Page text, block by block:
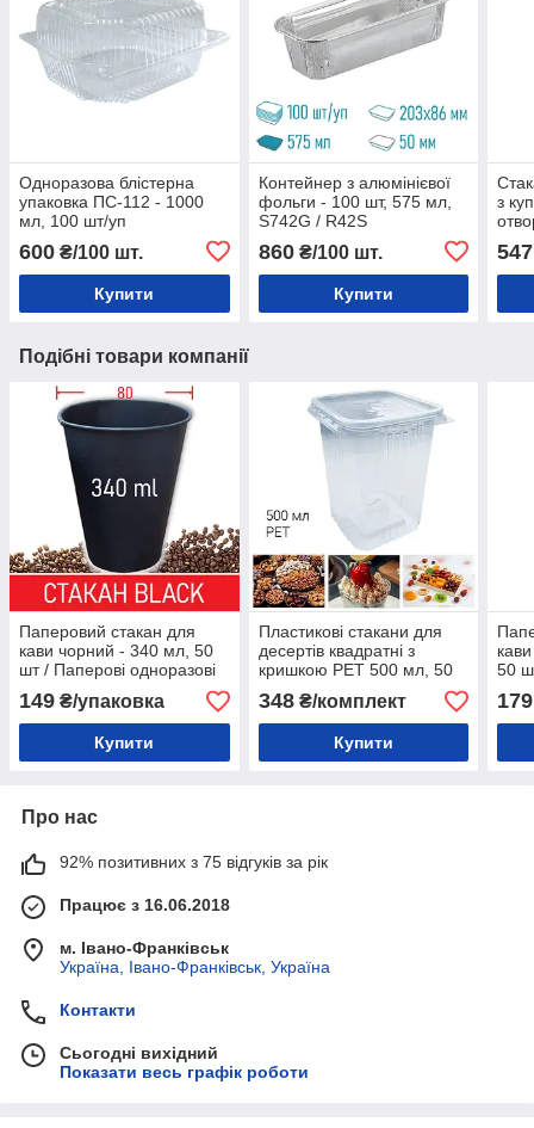
Одноразова блістерна
упаковка ПС-112 - 1000
мл, 100 шт/уп
600 ₴/100 шт.
Купити
Контейнер з алюмінієвої
фольги - 100 шт, 575 мл,
S742G / R42S
860₴/100 шт.
Купити
з
547
Подібні товари компанії
Паперовий стакан для
кави чорний - 340 мл, 50
шт / Паперові одноразові
склянки
149 ₴/упаковка
Купити
Пластикові стакани для
десертів квадратні з
кришкою PET 500 мл, 50
шт, IT-90500 / упаковка
для горіхів
348₴/комплект
Купити
50
179
Про нас
92% позитивних з 75 відгуків за рік
Працює з 16.06.2018
м. Івано-Франківськ
Україна, Івано-Франківськ, Україна
Контакти
Сьогодні вихідний
Показати весь графік роботи